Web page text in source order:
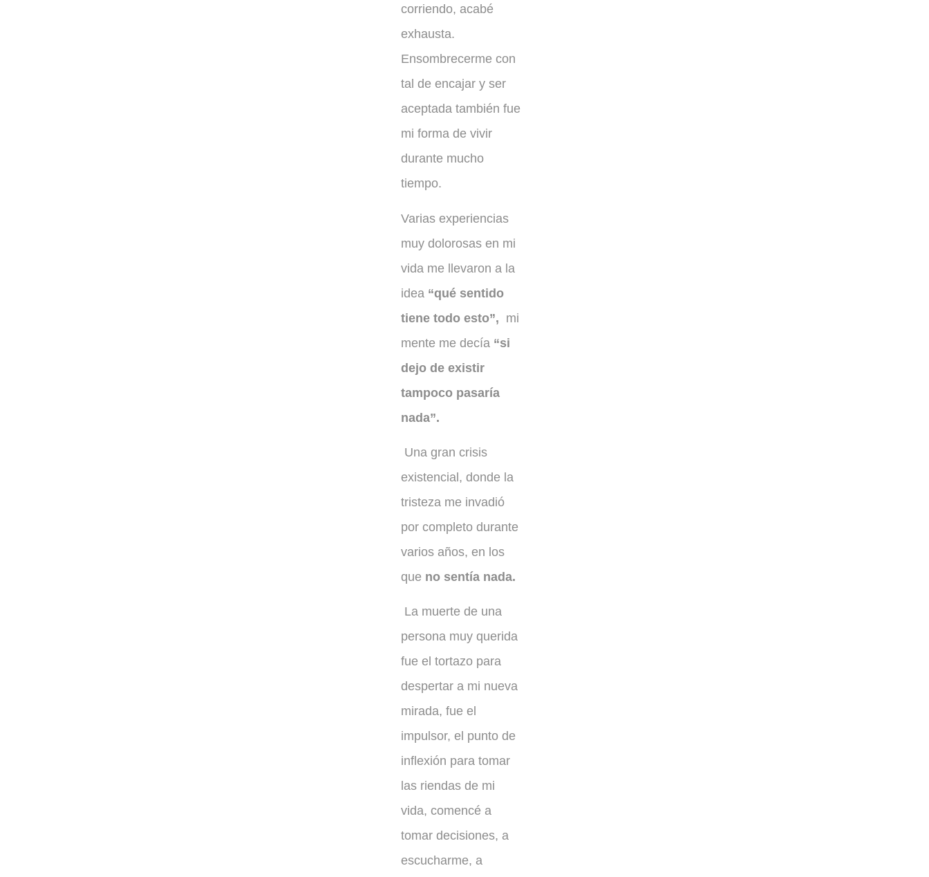
corriendo, acabé
exhausta.
Ensombrecerme con
tal de encajar y ser
aceptada también fue
mi forma de vivir
durante mucho
tiempo.
Varias experiencias
muy dolorosas en mi
vida me llevaron a la
idea “qué sentido
tiene todo esto”, mi
mente me decía “si
dejo de existir
tampoco pasaría
nada”.
Una gran crisis
existencial, donde la
tristeza me invadió
por completo durante
varios años, en los
que no sentía nada.
La muerte de una
persona muy querida
fue el tortazo para
despertar a mi nueva
mirada, fue el
impulsor, el punto de
inflexión para tomar
las riendas de mi
vida, comencé a
tomar decisiones, a
escucharme, a